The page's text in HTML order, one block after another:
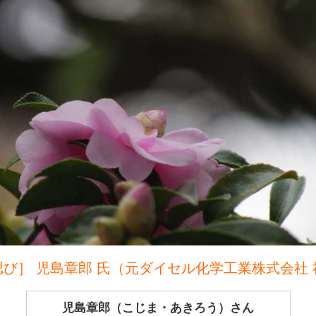
び］ 児島章郎 氏（元ダイセル化学工業株式会社
児島章郎（こじま・あきろう）さん